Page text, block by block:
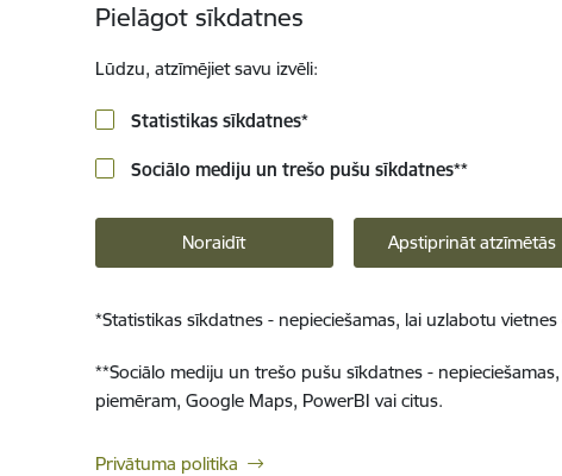
Pielāgot sīkdatnes
Lūdzu, atzīmējiet savu izvēli:
Statistikas sīkdatnes*
Sociālo mediju un trešo pušu sīkdatnes**
Noraidīt Apstiprināt atzīmētās
*Statistikas sīkdatnes - nepieciešamas, lai uzlabotu
**Sociālo mediju un trešo pušu sīkdatnes -
piemēram, Google Maps, PowerBI vai citus.
Privātuma politika